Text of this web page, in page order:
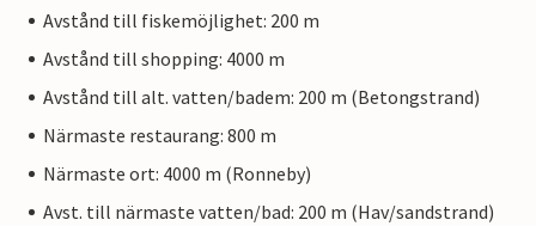
Avstånd till fiskemöjlighet: 200 m
Avstånd till shopping: 4000 m
Avstånd till alt. vatten/badem: 200 m (Betongstrand)
Närmaste restaurang: 800 m
Närmaste ort: 4000 m (Ronneby)
Avst. till närmaste vatten/bad: 200 m (Hav/sandstrand)